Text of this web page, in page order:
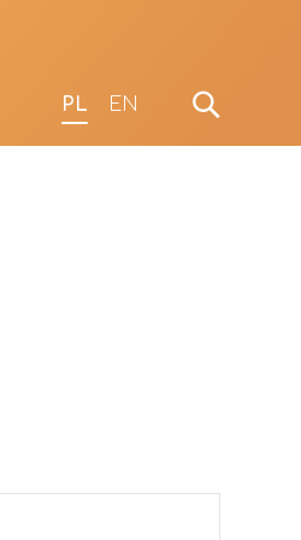
PL EN